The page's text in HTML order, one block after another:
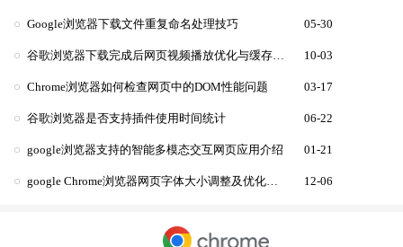
Google浏览器下载文件重复命名处理技巧 05-30
谷歌浏览器下载完成后网页视频播放优化与缓存教程 10-03
Chrome浏览器如何检查网页中的DOM性能问题 03-17
谷歌浏览器是否支持插件使用时间统计 06-22
google浏览器支持的智能多模态交互网页应用介绍 01-21
google Chrome浏览器网页字体大小调整及优化技巧 12-06